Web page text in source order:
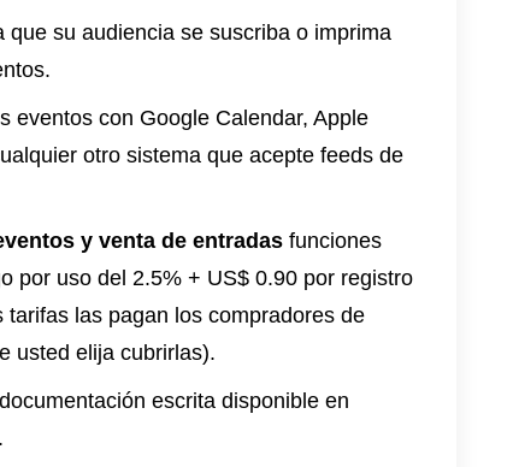
que su audiencia se suscriba o imprima
eventos con Google Calendar, Apple
otro sistema que acepte feeds de
y venta de entradas funciones
por uso del 2.5% + US$ 0.90 por registro
tarifas las pagan los compradores de
usted elija cubrirlas).
escrita disponible en
.